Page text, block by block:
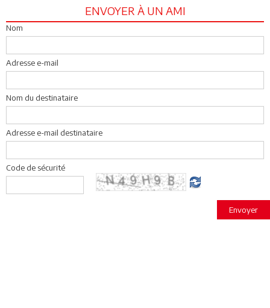
ENVOYER À UN AMI
Nom
Adresse e-mail
Nom du destinataire
Adresse e-mail destinataire
Code de sécurité
Envoyer